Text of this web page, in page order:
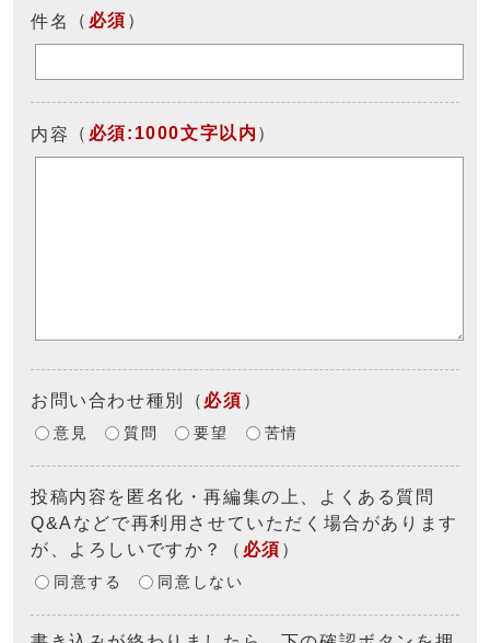
件名 （ 必須 ）
内容 （ 必須:1000文字以内 ）
お問い合わせ種別 （ 必須 ）
意見 質問 要望 苦情
投稿内容を匿名化・再編集の上、よくある質問
Q&Aなどで再利用させていただく場合があります
が、よろしいですか？
（ 必須 ）
同意する 同意しない